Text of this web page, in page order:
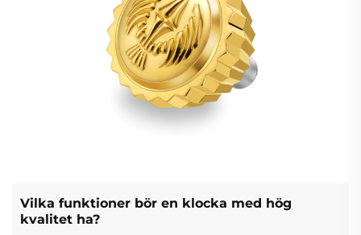
Vilka funktioner bör en klocka med hög
kvalitet ha?